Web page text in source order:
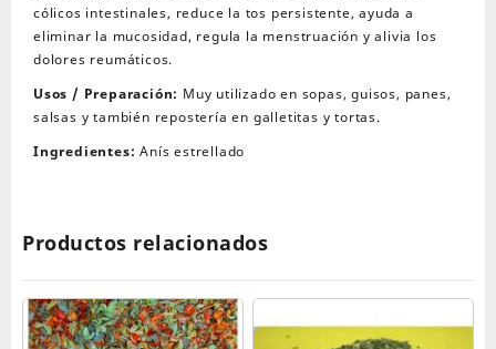
cólicos intestinales, reduce la tos persistente, ayuda a
eliminar la mucosidad, regula la menstruación y alivia los
dolores reumáticos.
Usos / Preparación: Muy utilizado en sopas, guisos, panes,
salsas y también repostería en galletitas y tortas.
Ingredientes:Anís estrellado
Productos relacionados